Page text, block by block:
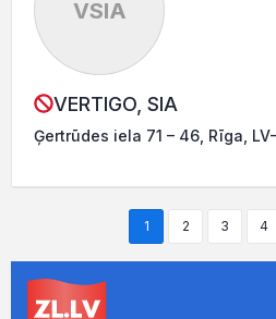
VSIA
VERTIGO, SIA
Ģertrūdes iela 71 – 46, Rīga, LV-
1 2 3 4